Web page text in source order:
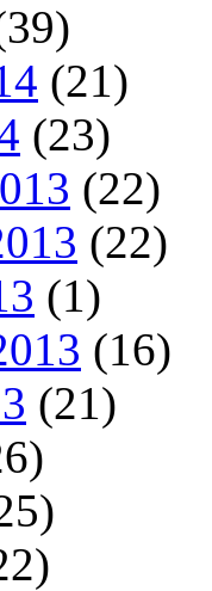
(21)
(23)
(22)
(22)
(1)
(16)
(21)